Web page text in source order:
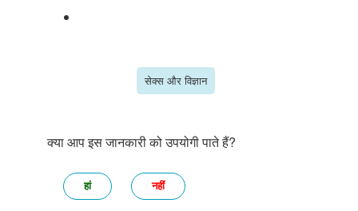
सेक्स और विज्ञान
क्या आप इस जानकारी को उपयोगी पाते हैं?
हां नहीं